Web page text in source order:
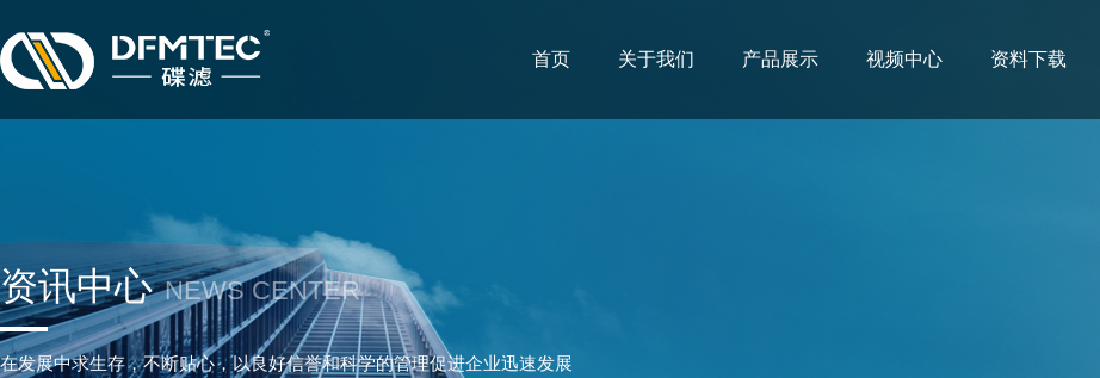
首页 关于我们 产品展示 视频中心 资料下载
资讯中心 NEWS CENTER
在发展中求生存，不断贴心，以良好信誉和科学的管理促进企业迅速发展